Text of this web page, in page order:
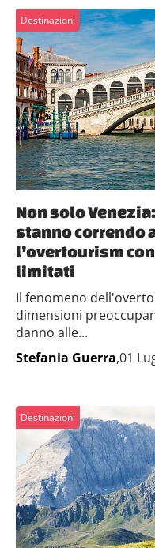
Destinazioni
Non solo
stanno correndo
l’overtourism
limitati
Il fenomeno
dimensioni
danno alle...
Stefania Guerra,01
Destinazioni